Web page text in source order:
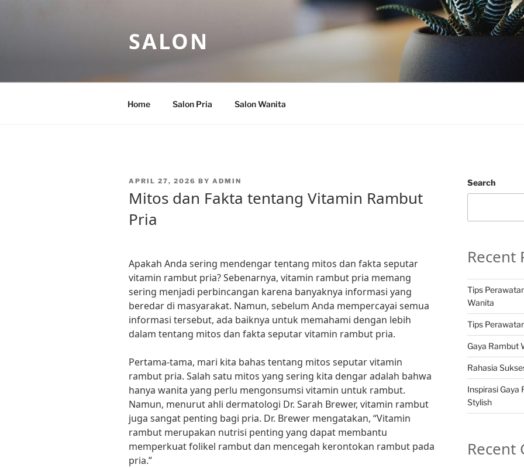
SALON
Home Salon Pria Salon Wanita
POSTED
APRIL 27, 2026 BY ADMIN
Mitos dan Fakta tentang Vitamin Rambut
Pria
Apakah Anda sering mendengar tentang mitos dan fakta seputar
vitamin rambut pria? Sebenarnya, vitamin rambut pria memang
sering menjadi perbincangan karena banyaknya informasi yang
beredar di masyarakat. Namun, sebelum Anda mempercayai semua
informasi tersebut, ada baiknya untuk memahami dengan lebih
dalam tentang mitos dan fakta seputar vitamin rambut pria.
Pertama-tama, mari kita bahas tentang mitos seputar vitamin
rambut pria. Salah satu mitos yang sering kita dengar adalah bahwa
hanya wanita yang perlu mengonsumsi vitamin untuk rambut.
Namun, menurut ahli dermatologi Dr. Sarah Brewer, vitamin rambut
juga sangat penting bagi pria. Dr. Brewer mengatakan, “Vitamin
rambut merupakan nutrisi penting yang dapat membantu
memperkuat folikel rambut dan mencegah kerontokan rambut pada
pria.”
Search
Recent
Tips
Wanita
Tips
Gaya Rambut
Rahasia
Inspirasi Gaya
Stylish
Recent